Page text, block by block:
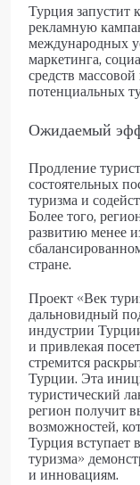
Турция запустит
рекламную
международных
маркетинга,
средств
потенциальных
Ожидаемый
Продление
состоятельных
туризма и
Более того,
развитию менее
стране.
Проект «Век
дальновидный
индустрии
и привлекая
стремится
Турции. Эта
туристический
регион получит
возможностей,
Турция вступает
туризма»
и инновациям.